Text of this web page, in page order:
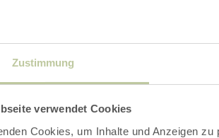
Zustimmung
verwendet Cookies
Cookies, um Inhalte und Anzeigen